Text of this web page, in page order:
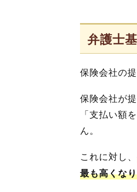
弁護士
保険会社の
保険会社が
「支払い額
ん。
これに対し、
最も高くな